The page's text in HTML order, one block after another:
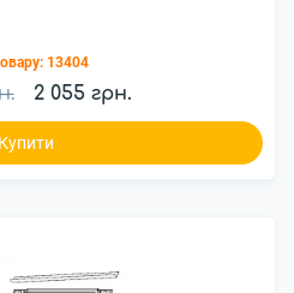
13404
2 055 грн.
Купити